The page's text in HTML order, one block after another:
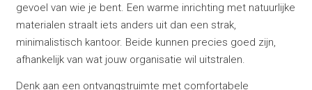
gevoel van wie je bent. Een warme inrichting met natuurlijke
materialen straalt iets anders uit dan een strak,
minimalistisch kantoor. Beide kunnen precies goed zijn,
afhankelijk van wat jouw organisatie wil uitstralen.
Denk aan een ontvangstruimte met comfortabele